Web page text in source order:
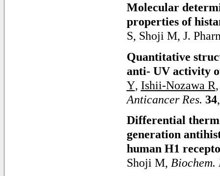
Molecular
properties of
S, Shoji M, J.
Quantitative
anti- UV activity
Y, Ishii-Nozawa R
Anticancer Res. 34
Differential
generation
human H1
Shoji M, Biochem.